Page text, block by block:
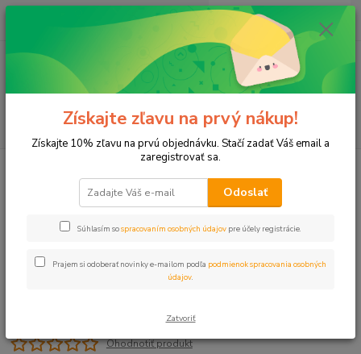
Menu
(Po-Pia, 8-17 hod.)
ks
za0 €
Spojka 20x1" VNZ PUSH
Ohodnotiť produkt
Získajte zľavu na prvý nákup!
Získajte 10% zľavu na prvú objednávku. Stačí zadať Váš email a
zaregistrovať sa.
Odoslať
Súhlasím sospracovaním osobných údajov pre účely registrácie.
Prajem si odoberať novinky e-mailom podľa podmienok spracovania osobných
údajov
Zatvoriť